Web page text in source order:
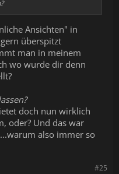
Ansichten" in
überspitzt
man in meinem
wo wurde dir denn
doch nun wirklich
oder? Und das war
also immer so
#25